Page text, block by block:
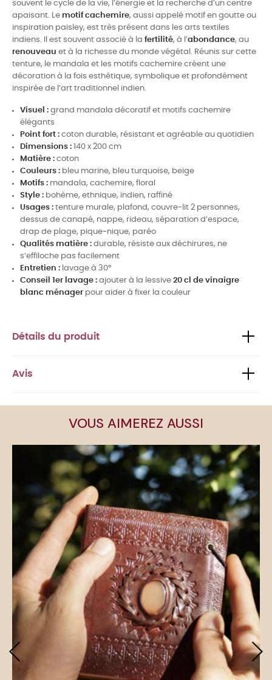
souvent le cycle de la vie, l’énergie et la recherche d’un centre
apaisant. Le motif cachemire, aussi appelé motif en goutte ou
inspiration paisley, est très présent dans les arts textiles
indiens. Il est souvent associé à la fertilité, à l’abondance, au
renouveau et à la richesse du monde végétal. Réunis sur cette
tenture, le mandala et les motifs cachemire créent une
décoration à la fois esthétique, symbolique et profondément
inspirée de l’art traditionnel indien.
Visuel : grand mandala décoratif et motifs cachemire
élégants
Point fort : coton durable, résistant et agréable au quotidien
Dimensions : 140 x 200 cm
Matière : coton
Couleurs : bleu marine, bleu turquoise, beige
Motifs : mandala, cachemire, floral
Style : bohème, ethnique, indien, raffiné
Usages : tenture murale, plafond, couvre-lit 2 personnes,
dessus de canapé, nappe, rideau, séparation d’espace,
drap de plage, pique-nique, paréo
Qualités matière : durable, résiste aux déchirures, ne
s’effiloche pas facilement
Entretien : lavage à 30°
Conseil 1er lavage : ajouter à la lessive 20 cl de vinaigre
blanc ménager pour aider à fixer la couleur
Détails du produit
Avis
VOUS AIMEREZ AUSSI
›